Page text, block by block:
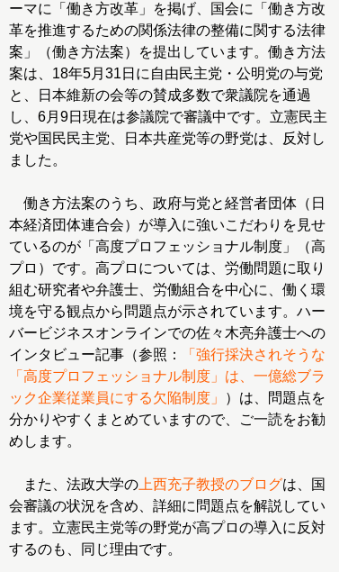
ーマに「働き方改革」を掲げ、国会に「働き方改
革を推進するための関係法律の整備に関する法律
案」（働き方法案）を提出しています。働き方法
案は、18年5月31日に自由民主党・公明党の与党
と、日本維新の会等の賛成多数で衆議院を通過
し、6月9日現在は参議院で審議中です。立憲民主
党や国民民主党、日本共産党等の野党は、反対し
ました。
働き方法案のうち、政府与党と経営者団体（日
本経済団体連合会）が導入に強いこだわりを見せ
ているのが「高度プロフェッショナル制度」（高
プロ）です。高プロについては、労働問題に取り
組む研究者や弁護士、労働組合を中心に、働く環
境を守る観点から問題点が示されています。ハー
バービジネスオンラインでの佐々木亮弁護士への
インタビュー記事（参照：
「強行採決されそうな
「高度プロフェッショナル制度」は、一億総ブラ
ック企業従業員にする欠陥制度」
）は、問題点を
分かりやすくまとめていますので、ご一読をお勧
めします。
また、法政大学の 上西充子教授のブログは、国
会審議の状況を含め、詳細に問題点を解説してい
ます。立憲民主党等の野党が高プロの導入に反対
するのも、同じ理由です。